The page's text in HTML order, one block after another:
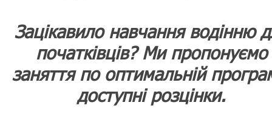
Зацікавило навчання водінню
початківців? Ми пропонуємо
заняття по оптимальній
доступні розцінки.